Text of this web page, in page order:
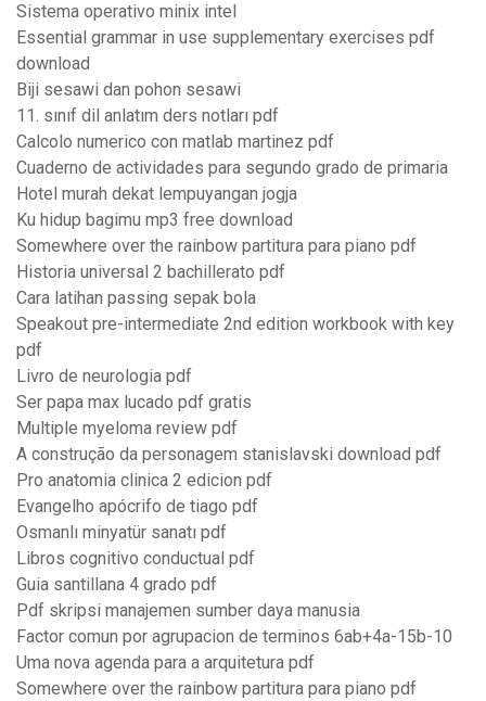
Sistema operativo minix intel
Essential grammar in use supplementary exercises pdf
download
Biji sesawi dan pohon sesawi
11. sınıf dil anlatım ders notları pdf
Calcolo numerico con matlab martinez pdf
Cuaderno de actividades para segundo grado de primaria
Hotel murah dekat lempuyangan jogja
Ku hidup bagimu mp3 free download
Somewhere over the rainbow partitura para piano pdf
Historia universal 2 bachillerato pdf
Cara latihan passing sepak bola
Speakout pre-intermediate 2nd edition workbook with key
pdf
Livro de neurologia pdf
Ser papa max lucado pdf gratis
Multiple myeloma review pdf
A construção da personagem stanislavski download pdf
Pro anatomia clinica 2 edicion pdf
Evangelho apócrifo de tiago pdf
Osmanlı minyatür sanatı pdf
Libros cognitivo conductual pdf
Guia santillana 4 grado pdf
Pdf skripsi manajemen sumber daya manusia
Factor comun por agrupacion de terminos 6ab+4a-15b-10
Uma nova agenda para a arquitetura pdf
Somewhere over the rainbow partitura para piano pdf